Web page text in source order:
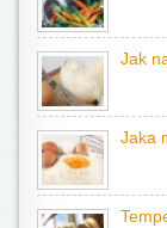
Jak
Jaka